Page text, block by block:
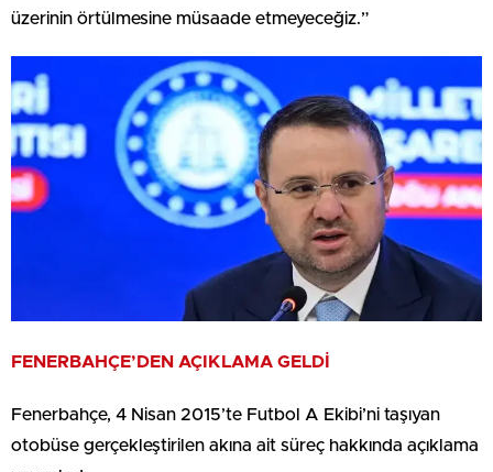
üzerinin örtülmesine müsaade etmeyeceğiz.”
FENERBAHÇE’DEN AÇIKLAMA GELDİ
Fenerbahçe, 4 Nisan 2015’te Futbol A Ekibi’ni taşıyan
otobüse gerçekleştirilen akına ait süreç hakkında açıklama